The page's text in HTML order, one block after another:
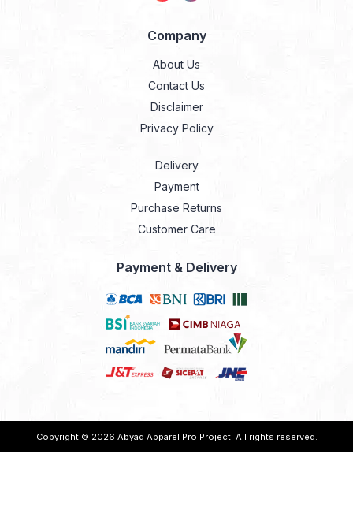
Company
About Us
Contact Us
Disclaimer
Privacy Policy
Delivery
Payment
Purchase Returns
Customer Care
Payment & Delivery
Copyright © 2026 Abyad Apparel Pro Project. All rights reserved.